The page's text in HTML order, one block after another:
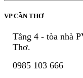
VP CẦN THƠ
Tầng 4 - tòa nhà
Thơ.
0985 103 666